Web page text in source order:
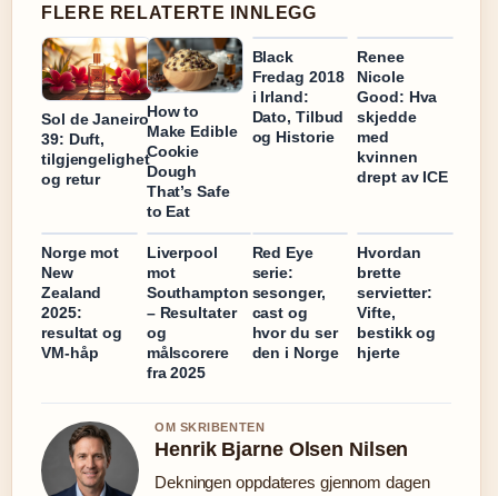
FLERE RELATERTE INNLEGG
Sol de Janeiro
39: Duft,
tilgjengelighet
og retur
How to
Make Edible
Cookie
Dough
That’s Safe
to Eat
Black
Fredag 2018
i Irland:
Dato, Tilbud
og Historie
Renee
Nicole
Good: Hva
skjedde
med
kvinnen
drept av ICE
Norge mot
New
Zealand
2025:
resultat og
VM-håp
Liverpool
mot
Southampton
– Resultater
og
målscorere
fra 2025
Red Eye
serie:
sesonger,
cast og
hvor du ser
den i Norge
Hvordan
brette
servietter:
Vifte,
bestikk og
hjerte
OM SKRIBENTEN
Henrik Bjarne Olsen Nilsen
Dekningen oppdateres gjennom dagen